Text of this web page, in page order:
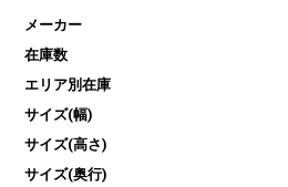
その他OA機器
コートハンガー・ポールハンガー
傘立て
食器棚・キッチンキャビネット
カタログスタンド
オフィスアクセサリーその他
カウンターテーブル
センターテーブル・サイドテーブル
ベンチ・スツール
ソファ
シェルフ
ダストボックス（ゴミ箱）
インテリア家具その他
冷蔵庫・洗濯機
空気清浄機・加湿器
液晶テレビ・モニター類
エアコン
照明機器
掃除機
季節家電
メーカー
在庫数
エリア別在庫
サイズ(幅)
サイズ(高さ)
サイズ(奥行)